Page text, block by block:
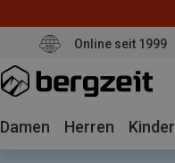
Online seit 1999
Damen Herren Kinder